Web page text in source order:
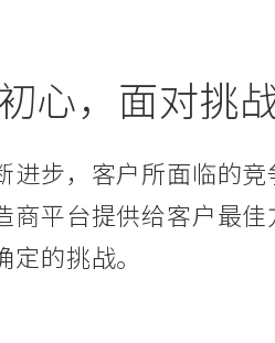
心，面对挑
进步，客户所面临的
商平台提供给客户最
定的挑战。